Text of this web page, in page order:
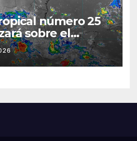
número 25
sobre el